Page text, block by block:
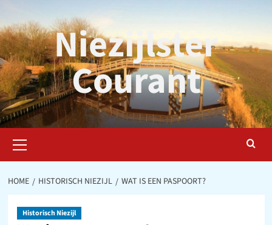
naar
de
inhoud
Niezijlster
Courant
menu
HOME HISTORISCH NIEZIJL WAT IS EEN PASPOORT?
Historisch Niezijl